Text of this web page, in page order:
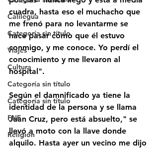
Calilegua
Categoría sin título
Viajes
Cultura
Categoría sin título
Categoría sin título
FNE
Religión
cuadra, hasta eso el muchacho que
me frenó para no levantarme se
hace pasar como que él estuvo
conmigo, y me conoce. Yo perdí el
conocimiento y me llevaron al
hospital".
Según el damnificado ya tiene la
identidad de la persona y se llama
Juan Cruz, pero está absuelto," se
llevó a moto con la llave donde
alquilo. Hasta ayer un vecino me dijo